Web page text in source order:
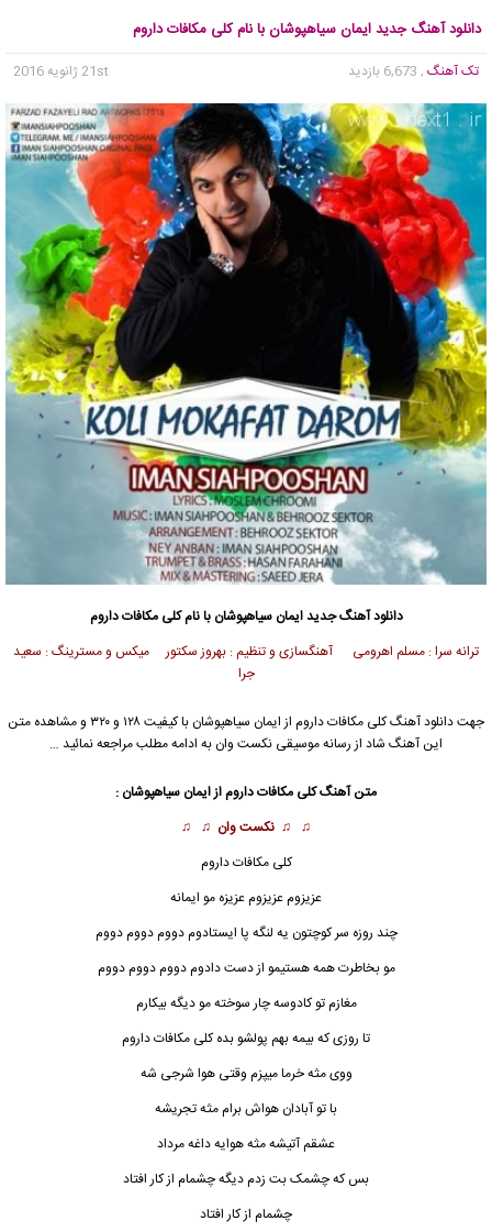
دانلود آهنگ جدید ایمان سیاهپوشان با نام کلی مکافات داروم
تک آهنگ , 6,673 بازدید 21st ژانویه 2016
دانلود آهنگ جدیدایمان سیاهپوشان با نام کلی مکافات داروم
ترانه سرا : مسلم اهرومی آهنگسازی و تنظیم : بهروز سکتور میکس و مسترینگ : سعید
جرا
جهت دانلود آهنگ کلی مکافات داروم از ایمان سیاهپوشان
با کیفیت ۱۲۸ و ۳۲۰ و مشاهده متن
این آهنگ شاد از رسانه موسیقی نکست وان به ادامه مطلب مراجعه نمائید …
متن آهنگ کلی مکافات داروم ازایمان سیاهپوشان :
♫ ♫ نکست وان ♫ ♫
کلی مکافات داروم
عزیزوم عزیزوم عزیزه مو ایمانه
چند روزه سر کوچتون یه لنگه پا ایستادوم دووم دووم دووم
مو بخاطرت همه هستیمو از دست دادوم دووم دووم دووم
مغازم تو کادوسه چار سوخته مو دیگه بیکارم
تا روزی که بیمه بهم پولشو بده کلی مکافات داروم
ووی مثه خرما میپزم وقتی هوا شرجی شه
با تو آبادان هواش برام مثه تجریشه
عشقم آتیشه مثه هوایه داغه مرداد
بس که چشمک بت زدم دیگه چشمام از کار افتاد
چشمام از کار افتاد